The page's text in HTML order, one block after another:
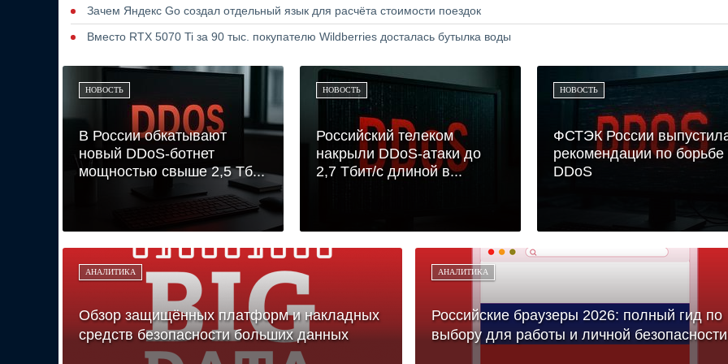
Зачем Яндекс Go создал отдельный язык для расчёта стоимости поездок
Вместо RTX 5070 Ti за 90 тыс. покупателю Wildberries досталась бутылка воды
НОВОСТЬ
В России обкатывают
новый DDoS-ботнет
мощностью свыше 2,5 Тб...
НОВОСТЬ
Российский телеком
накрыли DDoS-атаки до
2,7 Тбит/с длиной в...
НОВОСТЬ
ФСТЭК России
рекомендации по борьбе
DDoS
АНАЛИТИКА
Обзор защищённых платформ и накладных
средств безопасности больших данных
АНАЛИТИКА
Российские браузеры 2026: полный гид по
выбору для работы и личной безопасности